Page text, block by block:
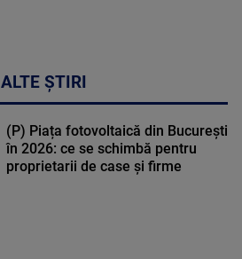
ALTE ȘTIRI
(P) Piața fotovoltaică din București
în 2026: ce se schimbă pentru
proprietarii de case și firme